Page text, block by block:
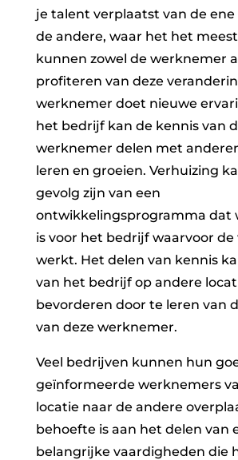
je talent verplaatst van de ene
de andere, waar het het
kunnen zowel de werknemer
profiteren van deze
werknemer doet nieuwe
het bedrijf kan de kennis van
werknemer delen met
leren en groeien. Verhuizing
gevolg zijn van een
ontwikkelingsprogramma dat
is voor het bedrijf waarvoor
werkt. Het delen van kennis
van het bedrijf op andere
bevorderen door te leren van
van deze werknemer.
Veel bedrijven kunnen hun
geïnformeerde werknemers
locatie naar de andere
behoefte is aan het delen van
belangrijke vaardigheden die